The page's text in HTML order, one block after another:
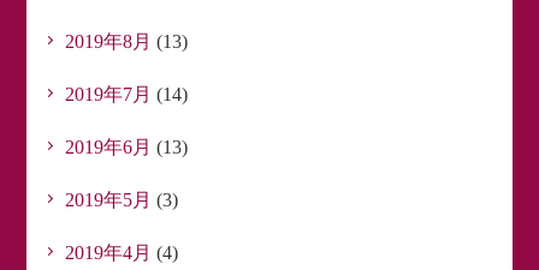
2019年8月 (13)
2019年7月 (14)
2019年6月 (13)
2019年5月 (3)
2019年4月 (4)